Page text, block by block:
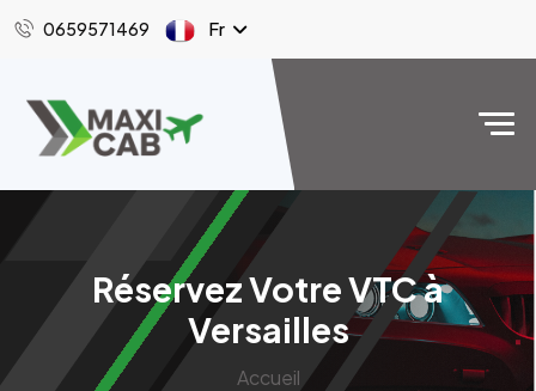
0659571469 Fr
Réservez Votre VTC à
Versailles
Accueil